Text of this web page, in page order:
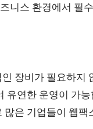
니스 환경에서 필
장비가 필요하지
유연한 운영이 가능
많은 기업들이 웹팩